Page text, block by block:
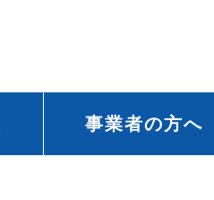
事業者の方へ